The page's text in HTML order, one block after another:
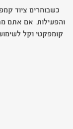
כשבוחרים ציוד
והפעילות. אם אתם
קומפקטי וקל
לכם להישאר